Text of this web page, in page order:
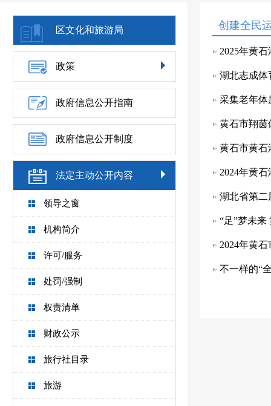
区文化和旅游局
政策
政府信息公开指南
政府信息公开制度
法定主动公开内容
领导之窗
机构简介
许可/服务
处罚/强制
权责清单
财政公示
旅行社目录
旅游
创建全民
2025年黄
湖北志成体
采集老年
黄石市翔茵
黄石市黄石
2024年黄
湖北省第二
“足”梦未来
2024年黄
不一样的“